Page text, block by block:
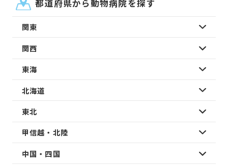
都道府県から動物病院を探す
関東
関西
東海
北海道
東北
甲信越・北陸
中国・四国